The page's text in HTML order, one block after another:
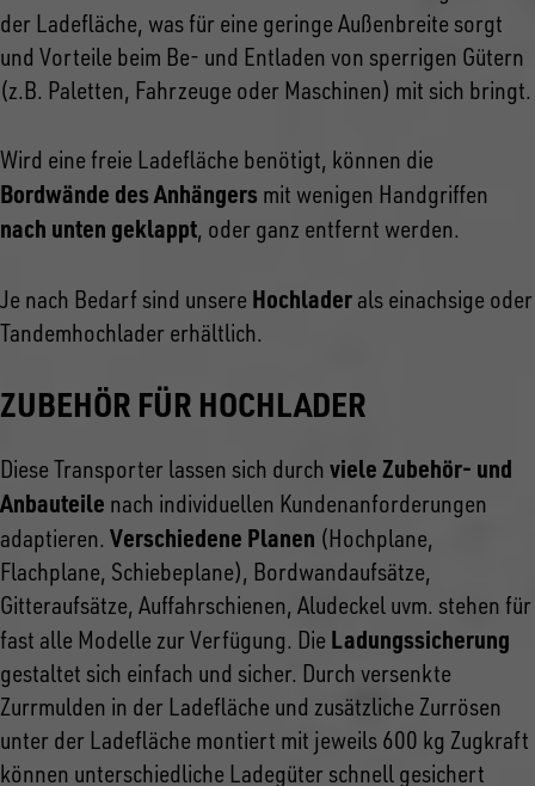
der Ladefläche, was für eine geringe Außenbreite sorgt
und Vorteile beim Be- und Entladen von sperrigen Gütern
(z.B. Paletten, Fahrzeuge oder Maschinen) mit sich bringt.
Wird eine freie Ladefläche benötigt, können die
Bordwände des Anhängers mit wenigen Handgriffen
nach unten geklappt, oder ganz entfernt werden.
Je nach Bedarf sind unsere Hochlader als einachsige oder
Tandemhochlader erhältlich.
ZUBEHÖR FÜR HOCHLADER
Diese Transporter lassen sich durch viele Zubehör- und
Anbauteile nach individuellen Kundenanforderungen
adaptieren. Verschiedene Planen (Hochplane,
Flachplane, Schiebeplane), Bordwandaufsätze,
Gitteraufsätze, Auffahrschienen, Aludeckel uvm. stehen für
fast alle Modelle zur Verfügung. Die Ladungssicherung
gestaltet sich einfach und sicher. Durch versenkte
Zurrmulden in der Ladefläche und zusätzliche Zurrösen
unter der Ladefläche montiert mit jeweils 600 kg Zugkraft
können unterschiedliche Ladegüter schnell gesichert